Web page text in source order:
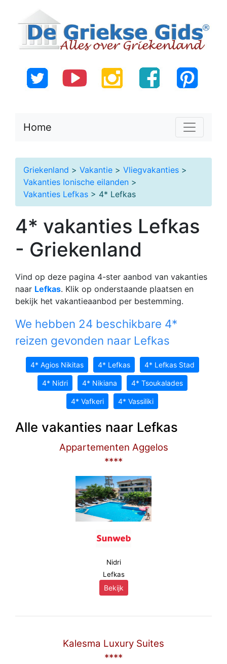
Home
Griekenland > Vakantie > Vliegvakanties >
Vakanties Ionische eilanden >
Vakanties Lefkas > 4* Lefkas
4* vakanties Lefkas
- Griekenland
Vind op deze pagina 4-ster aanbod van vakanties
naar Lefkas. Klik op onderstaande plaatsen en
bekijk het vakantieaanbod per bestemming.
We hebben 24 beschikbare 4*
reizen gevonden naar Lefkas
4* Agios Nikitas 4* Lefkas 4* Lefkas Stad
4* Nidri 4* Nikiana 4* Tsoukalades
4* Vafkeri 4* Vassiliki
Alle vakanties naar Lefkas
Appartementen Aggelos
****
Nidri
Lefkas
Bekijk
Kalesma Luxury Suites
****